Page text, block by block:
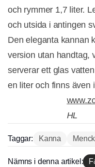
och rymmer 1,7 liter.
och utsida i antingen
Den eleganta kannan
version utan handtag,
serverar ett glas
en liter och finns även
HL
Taggar: Kanna
Nämns i denna artikel: